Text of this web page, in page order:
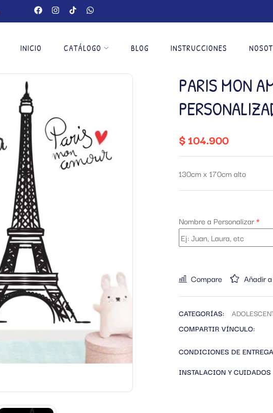
INICIO CATÁLOGO BLOG INSTRUCCIONES
PARIS MON
$104.900
130cm x 170cm alto
Nombre a Personalizar*
Compare Añadir
CATEGORÍAS:
COMPARTIR VÍNCULO:
CONDICIONES DE ENTREGA
INSTALACION Y CUIDADOS